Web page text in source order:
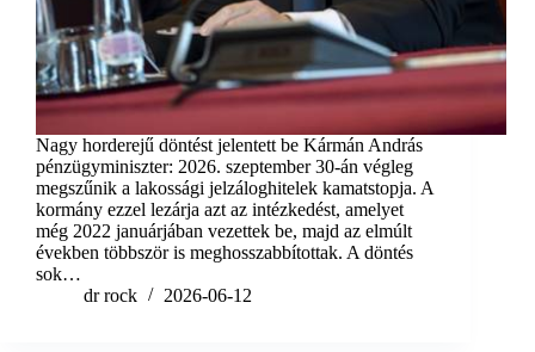
Nagy horderejű döntést jelentett be Kármán András
pénzügyminiszter: 2026. szeptember 30-án végleg
megszűnik a lakossági jelzáloghitelek kamatstopja. A
kormány ezzel lezárja azt az intézkedést, amelyet
még 2022 januárjában vezettek be, majd az elmúlt
években többször is meghosszabbítottak. A döntés
sok…
dr rock
2026-06-12